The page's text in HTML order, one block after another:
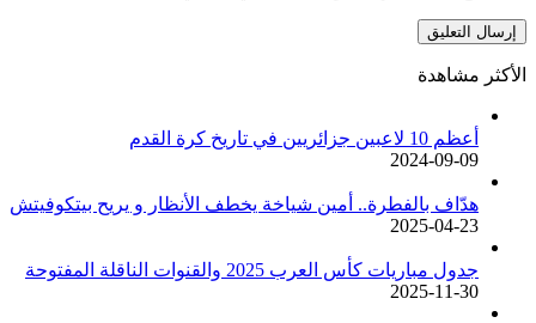
الأكثر مشاهدة
أعظم 10 لاعبين جزائريين في تاريخ كرة القدم
2024-09-09
هدّاف بالفطرة.. أمين شياخة يخطف الأنظار و يريح بيتكوفيتش
2025-04-23
جدول مباريات كأس العرب 2025 والقنوات الناقلة المفتوحة
2025-11-30